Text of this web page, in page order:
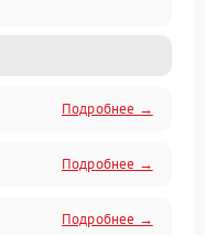
Подробнее →
Подробнее →
Подробнее →